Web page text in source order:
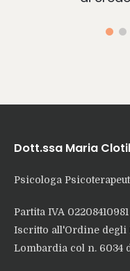
Dott.ssa Maria
Psicologa
Partita IVA 02208410981
Iscritto all'Ordine degli
Lombardia col n. 6034